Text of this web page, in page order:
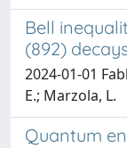
Bell
(892)
2024-01-01
E.; Marzola, L.
Quantum